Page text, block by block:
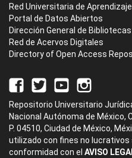
Red Universitaria de Aprendizaje
Portal de Datos Abiertos
Dirección General de Bibliotecas
Red de Acervos Digitales
Directory of Open Access
Repositorio Universitario
Nacional Autónoma de México,
P. 04510, Ciudad de México,
utilizado con fines no
conformidad con el AVISO